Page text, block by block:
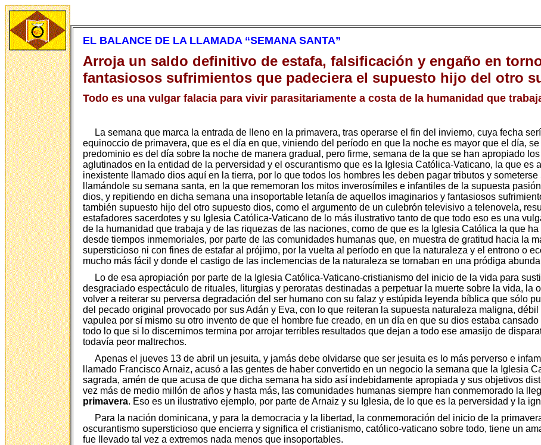
EL BALANCE DE LA LLAMADA “SEMANA SANTA”
Arroja un saldo definitivo de estafa, falsificación y engaño en
fantasiosos sufrimientos que padeciera el supuesto hijo del otro
Todo es una vulgar falacia para vivir parasitariamente a costa de la humanidad que
La semana que marca la entrada de lleno en la primavera, tras operarse el fin del invierno, cuya fecha
equinoccio de primavera, que es el día en que, viniendo del período en que la noche es mayor que el día,
predominio es del día sobre la noche de manera gradual, pero firme, semana de la que se han apropiado
aglutinados en la entidad de la perversidad y el oscurantismo que es la Iglesia Católica-Vaticano, la que es
inexistente llamado dios aquí en la tierra, por lo que todos los hombres les deben pagar tributos y
llamándole su semana santa, en la que rememoran los mitos inverosímiles e infantiles de la supuesta
dios, y repitiendo en dicha semana una insoportable letanía de aquellos imaginarios y fantasiosos
también supuesto hijo del otro supuesto dios, como el argumento de un culebrón televisivo a telenovela,
estafadores sacerdotes y su Iglesia Católica-Vaticano de lo más ilustrativo tanto de que todo eso es una
de la humanidad que trabaja y de las riquezas de las naciones, como de que es la Iglesia Católica la que
desde tiempos inmemoriales, por parte de las comunidades humanas que, en muestra de gratitud hacia la
supersticioso ni con fines de estafar al prójimo, por la vuelta al período en que la naturaleza y el entrono o
mucho más fácil y donde el castigo de las inclemencias de la naturaleza se tornaban en una pródiga
Lo de esa apropiación por parte de la Iglesia Católica-Vaticano-cristianismo del inicio de la vida para
desgraciado espectáculo de rituales, liturgias y peroratas destinadas a perpetuar la muerte sobre la vida, la
volver a reiterar su perversa degradación del ser humano con su falaz y estúpida leyenda bíblica que sólo
del pecado original provocado por sus Adán y Eva, con lo que reiteran la supuesta naturaleza maligna,
vapulea por sí mismo su otro invento de que el hombre fue creado, en un día en que su dios estaba
todo lo que si lo discernimos termina por arrojar terribles resultados que dejan a todo ese amasijo de
todavía peor maltrechos.
Apenas el jueves 13 de abril un jesuita, y jamás debe olvidarse que ser jesuita es lo más perverso e
llamado Francisco Arnaiz, acusó a las gentes de haber convertido en un negocio la semana que la Iglesia
sagrada, amén de que acusa de que dicha semana ha sido así indebidamente apropiada y sus objetivos
vez más de medio millón de años y hasta más, las comunidades humanas siempre han conmemorado la
primavera. Eso es un ilustrativo ejemplo, por parte de Arnaiz y su Iglesia, de lo que es la perversidad y la
Para la nación dominicana, y para la democracia y la libertad, la conmemoración del inicio de la
oscurantismo supersticioso que encierra y significa el cristianismo, católico-vaticano sobre todo, tiene un
fue llevado tal vez a extremos nada menos que insoportables.